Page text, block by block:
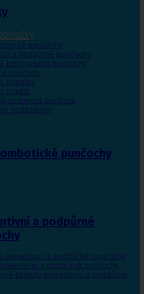
punčochy
a podpůrné punčochy
kompresivní punčochy
punčoch
ponožky
prádlo
sortiment punčoch
podkolenky
punčochy
a podpůrné
preventivní a podpůrné punčochy,
a podpůrné punčochy,
kalhoty preventivní a podpůrné